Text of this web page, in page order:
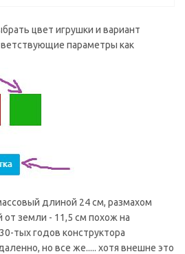
цвет игрушки и вариант
параметры как
длиной 24 см, размахом
земли - 11,5 см похож на
тых годов конструктора
но все же..... хотя внешне это